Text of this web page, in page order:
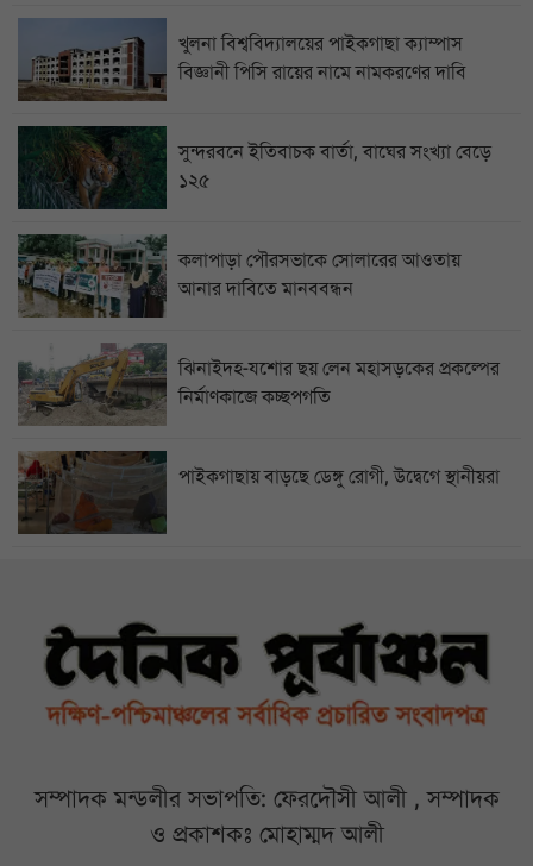
খুলনা বিশ্ববিদ্যালয়ের পাইকগাছা ক্যাম্পাস
বিজ্ঞানী পিসি রায়ের নামে নামকরণের দাবি
সুন্দরবনে ইতিবাচক বার্তা, বাঘের সংখ্যা বেড়ে
১২৫
কলাপাড়া পৌরসভাকে সোলারের আওতায়
আনার দাবিতে মানববন্ধন
ঝিনাইদহ-যশোর ছয় লেন মহাসড়কের প্রকল্পের
নির্মাণকাজে কচ্ছপগতি
পাইকগাছায় বাড়ছে ডেঙ্গু রোগী, উদ্বেগে স্থানীয়রা
সম্পাদক মন্ডলীর সভাপতি: ফেরদৌসী আলী , সম্পাদক
ও প্রকাশকঃ মোহাম্মদ আলী